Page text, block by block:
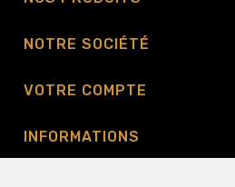
NOTRE SOCIÉTÉ
VOTRE COMPTE
INFORMATIONS